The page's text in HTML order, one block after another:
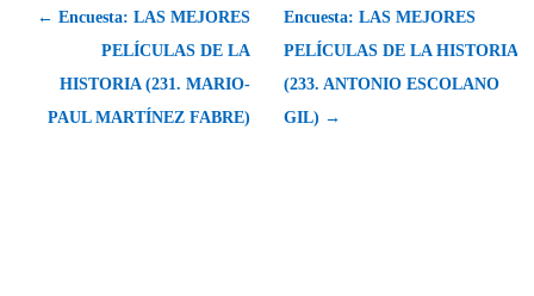
← Encuesta: LAS MEJORES
PELÍCULAS DE LA
HISTORIA (231. MARIO-
PAUL MARTÍNEZ FABRE)
Encuesta: LAS MEJORES
PELÍCULAS DE LA HISTORIA
(233. ANTONIO ESCOLANO
GIL) →